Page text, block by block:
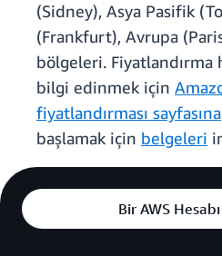
(Sidney), Asya Pasifik
(Frankfurt), Avrupa
bölgeleri. Fiyatlandırma
bilgi edinmek için
fiyatlandırması sayfasına
başlamak için belgeleri
Bir AWS